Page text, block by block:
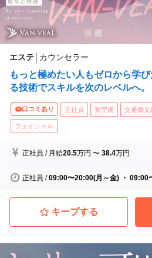
エステ カウンセラー
もっと極めたい人もゼロから学
る技術でスキルを次のレベルへ。
口コミあり 正社員 寮完備 交通費支
フェイシャル
正社員 / 月給20.5万円 〜38.4万円
正社員 /09:00〜20:00(月～金) ・ 09:00
キープする